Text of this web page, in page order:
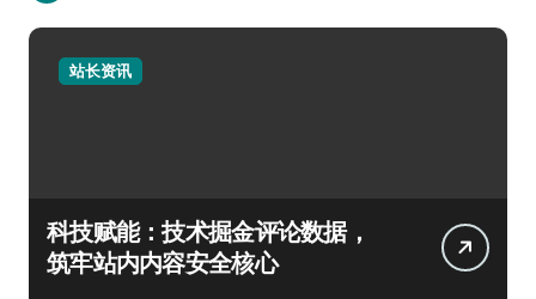
站长资讯
科技赋能：技术掘金评论数据，
筑牢站内内容安全核心